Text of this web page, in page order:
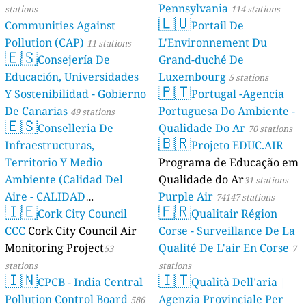
stations
Communities Against
Pollution (CAP) 11 stations
🇪🇸Consejería De
Educación, Universidades
Y Sostenibilidad - Gobierno
De Canarias 49 stations
🇪🇸Conselleria De
Infraestructuras,
Territorio Y Medio
Ambiente (Calidad Del
Aire - CALIDAD
AMBIENTAL) 23 stations
🇮🇪Cork City Council
CCC Cork City Council Air
Monitoring Project53
stations
🇮🇳CPCB - India Central
Pollution Control Board 586
Pennsylvania 114 stations
🇱🇺Portail De
L'Environnement Du
Grand-duché De
Luxembourg 5 stations
🇵🇹Portugal -Agencia
Portuguesa Do Ambiente -
Qualidade Do Ar 70 stations
🇧🇷Projeto EDUC.AIR
Programa de Educação em
Qualidade do Ar31 stations
Purple Air 74147 stations
🇫🇷Qualitair Région
Corse - Surveillance De La
Qualité De L'air En Corse 7
stations
🇮🇹Qualità Dell’aria |
Agenzia Provinciale Per